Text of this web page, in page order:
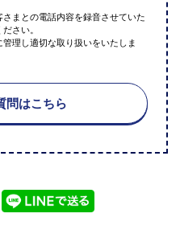
まとの電話内容を録音させていた
さい。
理し適切な取り扱いをいたしま
問はこちら